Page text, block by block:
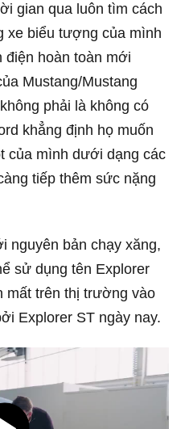
gian qua luôn tìm cách
xe biểu tượng của mình
điện hoàn toàn mới
Mustang/Mustang
phải là không có
khẳng định họ muốn
của mình dưới dạng các
tiếp thêm sức nặng
nguyên bản chạy xăng,
sử dụng tên Explorer
mất trên thị trường vào
Explorer ST ngày nay.